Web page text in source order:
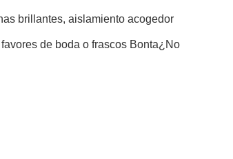
brillantes, aislamiento acogedor
de boda o frascos Bonta¿No